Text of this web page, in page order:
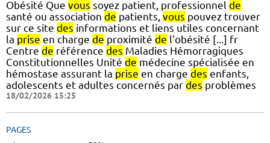
Obésité Que vous soyez patient, professionnel de
santé ou association de patients, vous pouvez trouver
sur ce site des informations et liens utiles concernant
la prise en charge de proximité de l'obésité [...] fr
Centre de référence des Maladies Hémorragiques
Constitutionnelles Unité de médecine spécialisée en
hémostase assurant la prise en charge des enfants,
adolescents et adultes concernés par des problèmes
18/02/2026 15:25
PAGES